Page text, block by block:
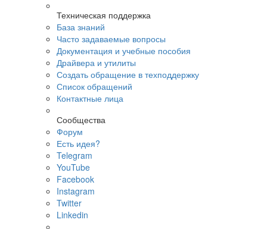
Техническая поддержка
База знаний
Часто задаваемые вопросы
Документация и учебные пособия
Драйвера и утилиты
Создать обращение в техподдержку
Список обращений
Контактные лица
Сообщества
Форум
Есть идея?
Telegram
YouTube
Facebook
Instagram
Twitter
Linkedin